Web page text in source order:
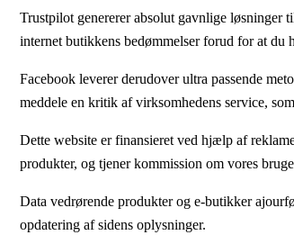
Trustpilot genererer absolut gavnlige løsninger
internet butikkens bedømmelser forud for at du
Facebook leverer derudover ultra passende
meddele en kritik af virksomhedens service,
Dette website er finansieret ved hjælp af
produkter, og tjener kommission om vores
Data vedrørende produkter og e-butikker
opdatering af sidens oplysninger.